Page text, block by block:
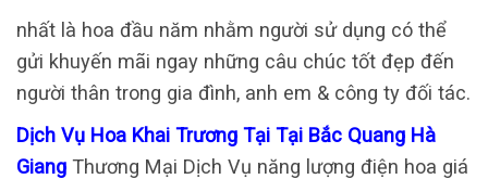
nhất là hoa đầu năm nhằm người sử dụng có thể
gửi khuyến mãi ngay những câu chúc tốt đẹp đến
người thân trong gia đình, anh em & công ty đối tác.
Dịch Vụ Hoa Khai Trương Tại Tại Bắc Quang Hà
Giang Thương Mại Dịch Vụ năng lượng điện hoa giá